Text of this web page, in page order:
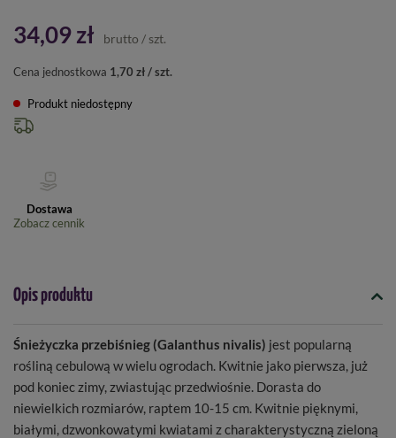
34,09 zł brutto / szt.
Cena jednostkowa 1,70 zł / szt.
Produkt niedostępny
Dostawa
Zobacz cennik
Opis produktu
Śnieżyczka przebiśnieg (Galanthus nivalis) jest popularną
rośliną cebulową w wielu ogrodach. Kwitnie jako pierwsza, już
pod koniec zimy, zwiastując przedwiośnie. Dorasta do
niewielkich rozmiarów, raptem 10-15 cm. Kwitnie pięknymi,
białymi, dzwonkowatymi kwiatami z charakterystyczną zieloną